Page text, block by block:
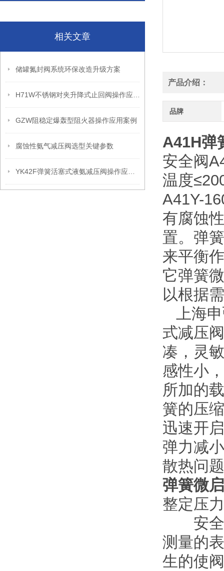
相关文章
储罐氮封阀系统环保改造升级方案
GZW阻稳定爆轰型阻火器操作应用案例
腐蚀性氨气减压阀选型关键参数
产品介绍：
品牌
A41H弹
安全阀
温度
A41Y-
有腐蚀
置。弹
来平衡
它弹簧
以根据
上海申
式减压
凑，灵
感性小
所加的
簧的压
迅速开
弹力减
散热问
弹簧微
整定压力
安全
测量的
生的使